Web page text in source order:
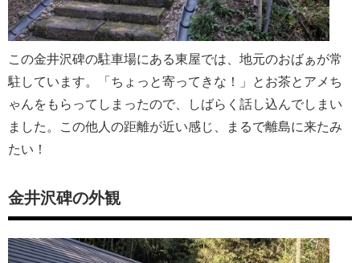
この金井沢碑の駐車場にある東屋では、地元のおばぁが常
駐しています。「ちょっと寄ってきな！」とお茶とアメち
ゃんをもらってしまったので、しばらく話し込んでしまい
ました。この他人の距離が近い感じ、まるで離島に来たみ
たい！
金井沢碑の外観